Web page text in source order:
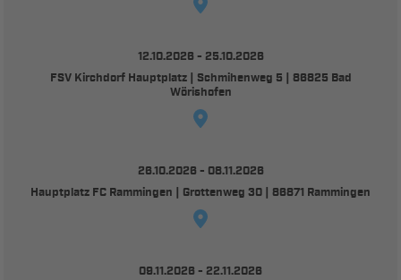
12.10.2026 - 25.10.2026
FSV Kirchdorf Hauptplatz | Schmihenweg 5 | 86825 Bad
Wörishofen
26.10.2026 - 08.11.2026
Hauptplatz FC Rammingen | Grottenweg 30 | 86871 Rammingen
09.11.2026 - 22.11.2026